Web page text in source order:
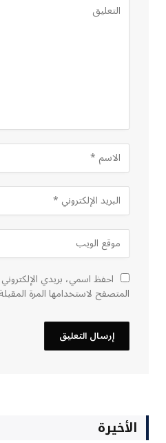
احفظ اسمي، بريدي
المتصفح لاستخدامها المرة
الأخيرة